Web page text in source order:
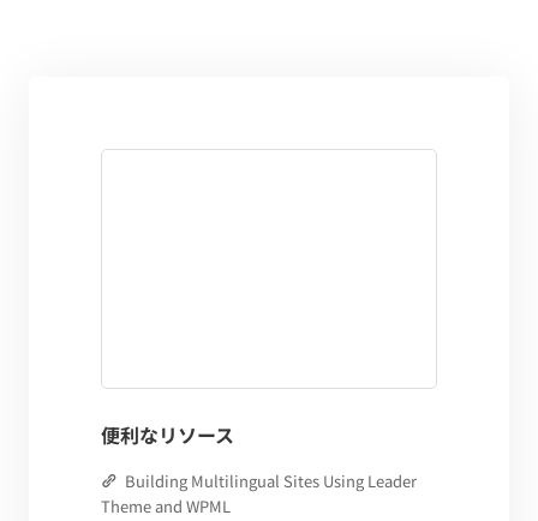
便利なリソース
Building Multilingual Sites Using Leader
Theme and WPML